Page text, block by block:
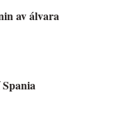
av álvara